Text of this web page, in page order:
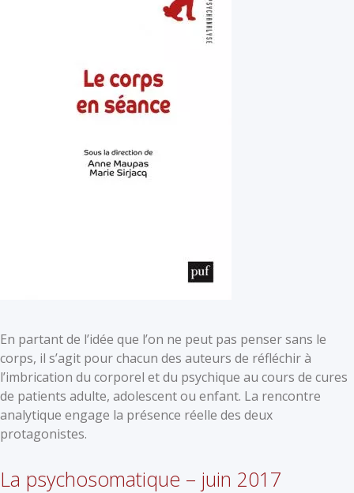
En partant de l’idée que l’on ne peut pas penser sans le
corps, il s’agit pour chacun des auteurs de réfléchir à
l’imbrication du corporel et du psychique au cours de cures
de patients adulte, adolescent ou enfant. La rencontre
analytique engage la présence réelle des deux
protagonistes.
La psychosomatique – juin 2017